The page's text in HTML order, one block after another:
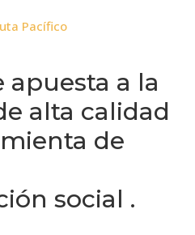
Pacífico
apuesta a la
alta calidad
de
social .